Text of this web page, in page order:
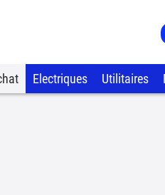
Electriques Utilitaires